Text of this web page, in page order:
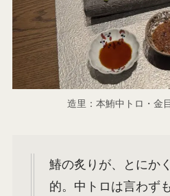
造里：本鮪中トロ・金
鰆の炙りが、とにか
的。中トロは言わず